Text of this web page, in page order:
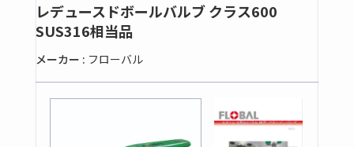
レデュースドボールバルブ クラス600
SUS316相当品
メーカー : フローバル